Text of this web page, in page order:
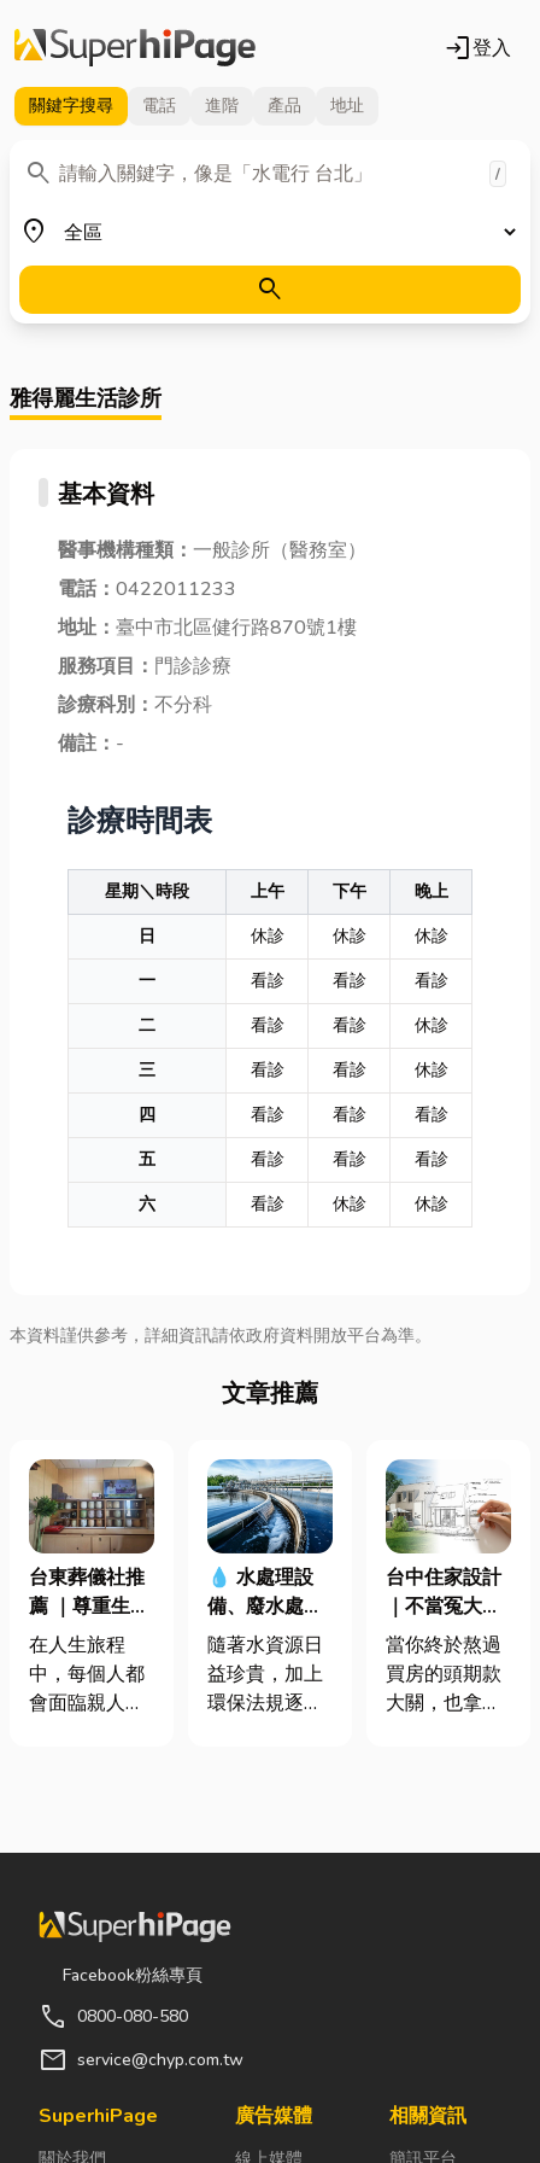
login登入
關鍵字搜尋 電話 進階 產品 地址
search
關鍵字 /
place
地區
search
雅得麗生活診所
基本資料
醫事機構種類： 一般診所（醫務室）
電話： 0422011233
地址： 臺中市北區健行路870號1樓
服務項目： 門診診療
診療科別： 不分科
備註： -
診療時間表
星期＼時段 上午 下午
晚上
日
休診 休診
休診
一
看診 看診
看診
二
看診 看診
休診
三
看診 看診
休診
四
看診 看診
看診
五
看診 看診
看診
六
看診 休診 休診
本資料謹供參考，詳細資訊請依政府資料開放平台為準。
文章推薦
台東葬儀社推
薦 ｜尊重生
命、貼心陪伴
每一段告別
在人生旅程
中，每個人都
會面臨親人離
儀社，不只是
式，更是讓家
屬在艱難時刻
獲得專業協助
從遺體接運、
禮儀規劃、告
後續的行政協
💧 水處理設
備、廢水處理
工程與回收水
工程完整解析
｜打造高效率
隨著水資源日
益珍貴，加上
環保法規逐漸
資源管理。透
不僅能改善水
程與回收水工
成本，實現節
台中住家設計
｜不當冤大
頭！教你新家
該如何聰明裝
潢！
當你終於熬過
買房的頭期款
大關，也拿到
經浮現各種美
等一下！在踩
Facebook粉絲專頁
call 0800-080-580
mail service@chyp.com.tw
SuperhiPage
關於我們
廣告媒體
線上媒體
相關資訊
簡訊平台